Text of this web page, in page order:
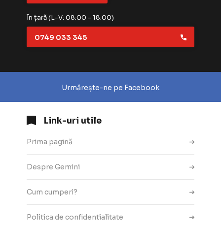
În țară (L-V: 08:00 - 18:00)
0749 033 345
Urmărește-ne pe Facebook
Link-uri utile
Prima pagină
Despre Gemini
Cum cumperi?
Politica de confidentialitate